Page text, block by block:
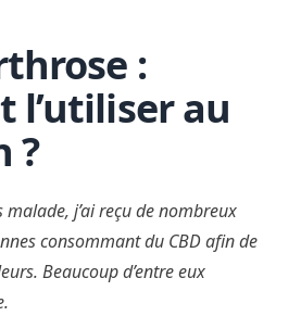
:
l’utiliser au
?
malade, j’ai reçu de nombreux
consommant du CBD afin de
Beaucoup d’entre eux